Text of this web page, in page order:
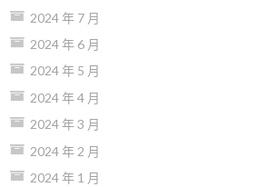
2024 年 7 月
2024 年 6 月
2024 年 5 月
2024 年 4 月
2024 年 3 月
2024 年 2 月
2024 年 1 月